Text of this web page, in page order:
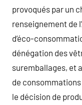
provoqués par un
renseignement de
d’éco-
dénégation des
suremballages, et
de
le décision de